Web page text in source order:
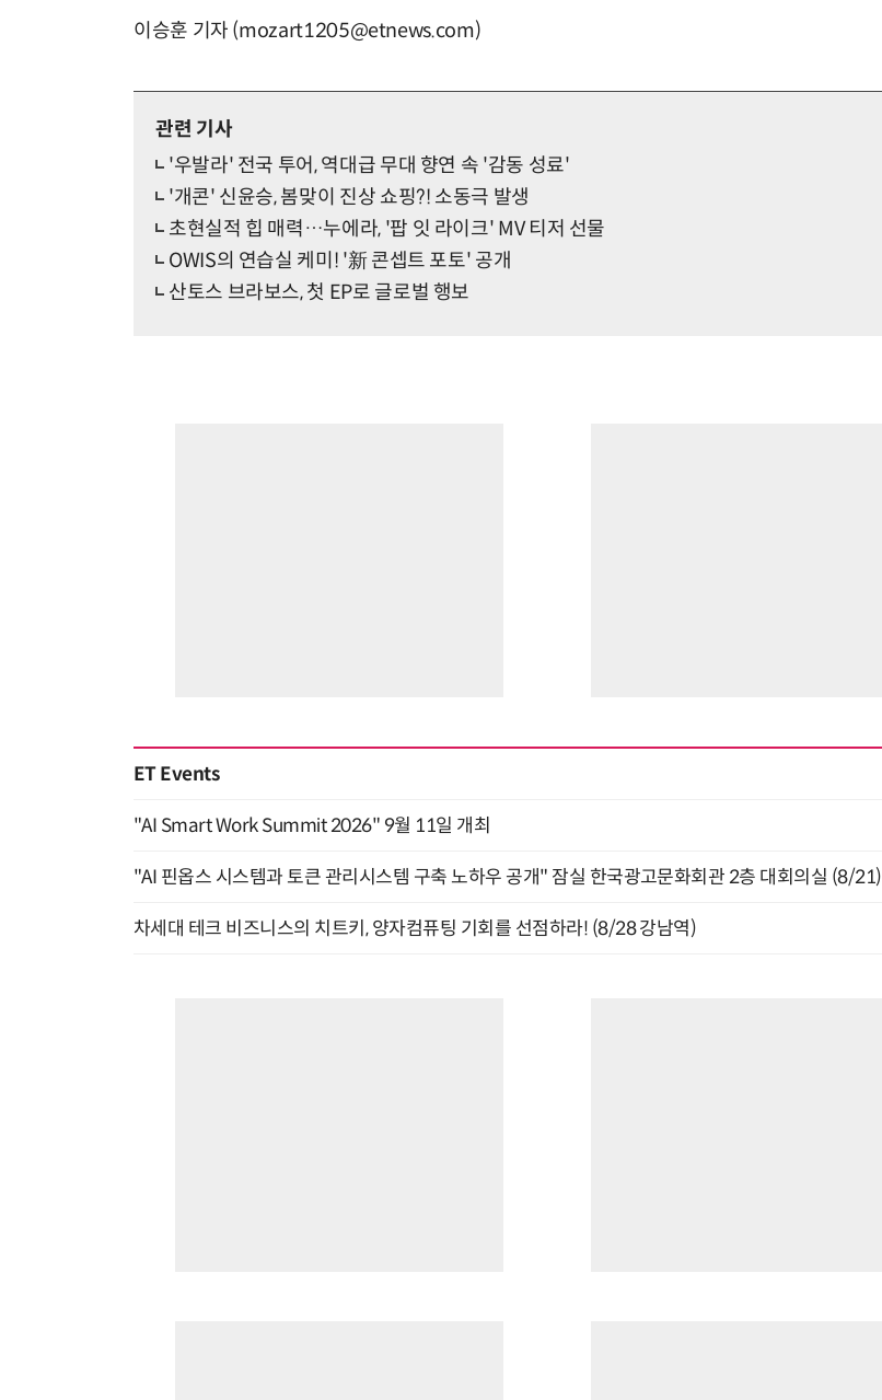
이승훈 기자 (mozart1205@etnews.com)
관련 기사
'우발라' 전국 투어, 역대급 무대 향연 속 '감동 성료'
'개콘' 신윤승, 봄맞이 진상 쇼핑?! 소동극 발생
초현실적 힙 매력…누에라, '팝 잇 라이크' MV 티저 선물
OWIS의 연습실 케미! '新 콘셉트 포토' 공개
산토스 브라보스, 첫 EP로 글로벌 행보
ET Events
"AI Smart Work Summit 2026" 9월 11일 개최
"AI 핀옵스 시스템과 토큰 관리시스템 구축 노하우 공개" 잠실 한국광고문화회관 2층 대회의실 (8/21)
차세대 테크 비즈니스의 치트키, 양자컴퓨팅 기회를 선점하라! (8/28 강남역)